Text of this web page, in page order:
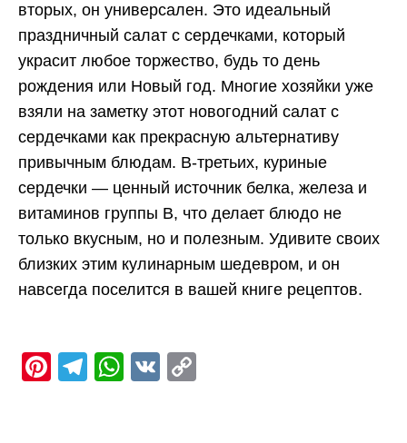
вторых, он универсален. Это идеальный
праздничный салат с сердечками, который
украсит любое торжество, будь то день
рождения или Новый год. Многие хозяйки уже
взяли на заметку этот новогодний салат с
сердечками как прекрасную альтернативу
привычным блюдам. В-третьих, куриные
сердечки — ценный источник белка, железа и
витаминов группы B, что делает блюдо не
только вкусным, но и полезным. Удивите своих
близких этим кулинарным шедевром, и он
навсегда поселится в вашей книге рецептов.
Pinterest
Telegram
WhatsApp
VK